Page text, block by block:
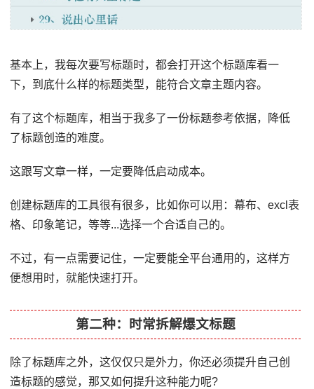
基本上，我每次要写标题时，都会打开这个标题库看一
下，到底什么样的标题类型，能符合文章主题内容。
有了这个标题库，相当于我多了一份标题参考依据，降低
了标题创造的难度。
这跟写文章一样，一定要降低启动成本。
创建标题库的工具很有很多，比如你可以用：幕布、excl表
格、印象笔记，等等...选择一个合适自己的。
不过，有一点需要记住，一定要能全平台通用的，这样方
便想用时，就能快速打开。
第二种：时常拆解爆文标题
除了标题库之外，这仅仅只是外力，你还必须提升自己创
造标题的感觉，那又如何提升这种能力呢?